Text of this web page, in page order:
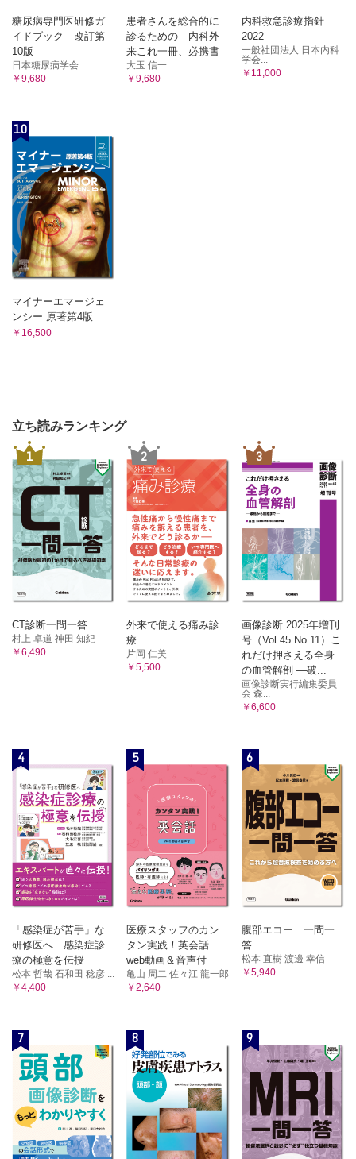
[神経線維]
A 神経線維の構造
1．軸索
3．無鞘有髄神経線維
4．有鞘有髄神経線維
[シナプス]
A シナプスの構造
B 神経伝達物質
1．伝達物質の放出
[グリア]
A 中枢性グリア細胞
2．固有グリア
B 末梢性膠細胞
2．毛細血管の種類
3．毛細血管の機能
C 動脈
1．細動脈
2．小動脈
3．中動脈
4．大動脈
5．動脈の加齢変化
D 静脈
1．細静脈
3．中静脈
4．大静脈
5．心膜
6．心臓の脈管・神経
[リンパ管系]
1．毛細リンパ管
2．リンパ管
7章 血 液
[血液]
A 血球
1．赤血球
2．白血球
3．血小板
4．血漿
5．リンパ
B 血球の起源
1．多能性造血幹細胞
2．未分化造血前駆細胞
3．造血前駆細胞
4．成熟血液細胞
5．造血成長因子
糖尿病専門医研修ガ
イドブック 改訂第
10版
日本糖尿病学会
￥9,680
患者さんを総合的に
診るための 内科外
来これ一冊、必携書
大玉 信一
￥9,680
内科救急診療指針
2022
一般社団法人 日本内科
学会...
￥11,000
10
マイナーエマージェ
ンシー 原著第4版
￥16,500
立ち読みランキング
1
CT診断一問一答
村上 卓道 神田 知紀
￥6,490
2
外来で使える痛み診
療
片岡 仁美
￥5,500
3
画像診断 2025年増刊
号（Vol.45 No.11）こ
れだけ押さえる全身
の血管解剖 ―破...
画像診断実行編集委員
会 森...
￥6,600
4
「感染症が苦手」な
研修医へ 感染症診
療の極意を伝授
松本 哲哉 石和田 稔彦 ...
￥4,400
5
医療スタッフのカン
タン実践！英会話
web動画＆音声付
亀山 周二 佐々江 龍一郎
￥2,640
6
腹部エコー 一問一
答
松本 直樹 渡邊 幸信
￥5,940
7 8 9